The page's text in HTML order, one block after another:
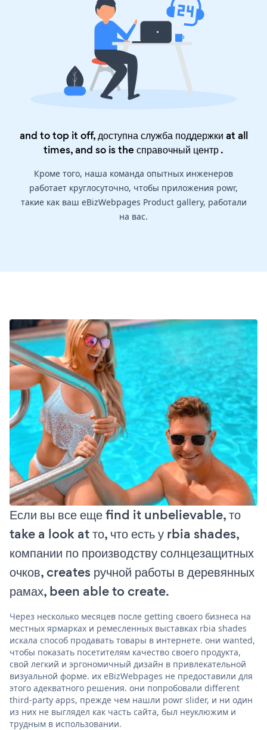
and to top it off, доступна служба поддержки at all
times, and so is theсправочный центр.
Кроме того, наша команда опытных инженеров
работает круглосуточно, чтобы приложения powr,
такие как ваш eBizWebpages Product gallery, работали
на вас.
Если вы все еще find it unbelievable, то
take a look at то, что есть у rbia shades,
компании по производству солнцезащитных
очков, creates ручной работы в деревянных
рамах, been able to create.
Через несколько месяцев после getting своего бизнеса на
местных ярмарках и ремесленных выставках rbia shades
искала способ продавать товары в интернете. они wanted,
чтобы показать посетителям качество своего продукта,
свой легкий и эргономичный дизайн в привлекательной
визуальной форме. их eBizWebpages не предоставили для
этого адекватного решения. они попробовали different
third-party apps, прежде чем нашли powr slider, и ни один
из них не выглядел как часть сайта, был неуклюжим и
трудным в использовании.